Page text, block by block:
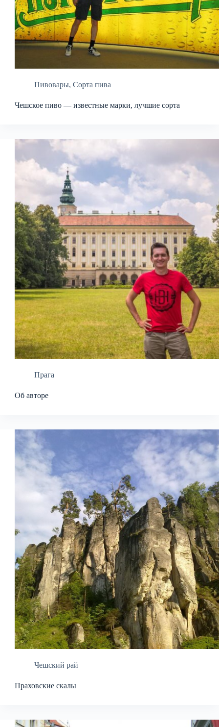
Пивовары, Сорта пива
Чешское пиво — известные марки, лучшие сорта
Прага
Об авторе
Чешский рай
Праховские скалы